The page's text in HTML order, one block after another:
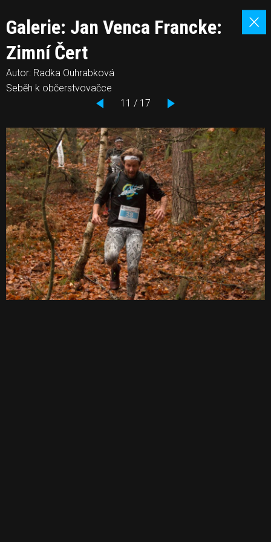
Galerie: Jan Venca Francke:
Zimní Čert
Autor: Radka Ouhrabková
Seběh k občerstvovačce
11 / 17